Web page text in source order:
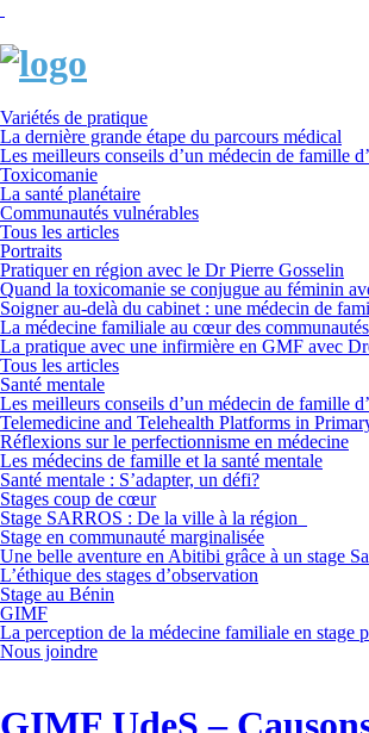
Variétés de pratique
La dernière grande étape du parcours médical
Les meilleurs conseils d’un médecin de famille
Toxicomanie
La santé planétaire
Communautés vulnérables
Tous les articles
Portraits
Pratiquer en région avec le Dr Pierre Gosselin
Quand la toxicomanie se conjugue au féminin
Soigner au-delà du cabinet : une médecin de
La médecine familiale au cœur des
La pratique avec une infirmière en GMF avec
Tous les articles
Santé mentale
Les meilleurs conseils d’un médecin de famille
Telemedicine and Telehealth Platforms in
Réflexions sur le perfectionnisme en médecine
Les médecins de famille et la santé mentale
Santé mentale : S’adapter, un défi?
Stages coup de cœur
Stage SARROS : De la ville à la région
Stage en communauté marginalisée
Une belle aventure en Abitibi grâce à un stage
L’éthique des stages d’observation
Stage au Bénin
GIMF
La perception de la médecine familiale en stage
Nous joindre